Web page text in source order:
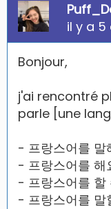
il y a 5
Bonjour,
j'ai rencontré
parle [une
- 프랑스어를
- 프랑스어를
- 프랑스어를
- 프랑스어를